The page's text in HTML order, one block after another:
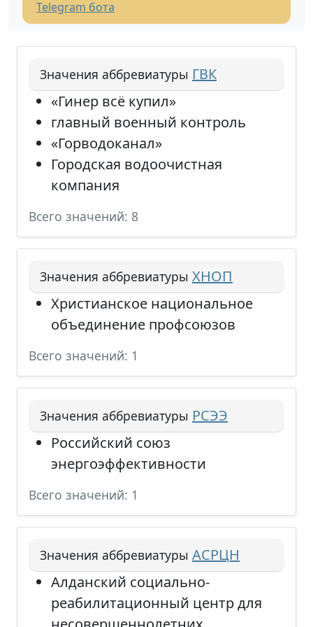
Telegram бота
Значения аббревиатуры ГВК
«Гинер всё купил»
главный военный контроль
«Горводоканал»
Городская водоочистная
компания
Всего значений: 8
Значения аббревиатуры ХНОП
Христианское национальное
объединение профсоюзов
Всего значений: 1
Значения аббревиатуры РСЭЭ
Российский союз
энергоэффективности
Всего значений: 1
Значения аббревиатуры АСРЦН
Алданский социально-
реабилитационный центр для